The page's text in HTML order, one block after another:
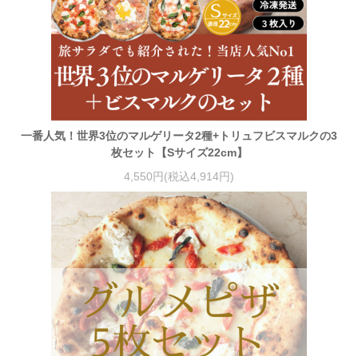
一番人気！世界3位のマルゲリータ2種+トリュフビスマルクの3
枚セット【Sサイズ22cm】
4,550円(税込4,914円)